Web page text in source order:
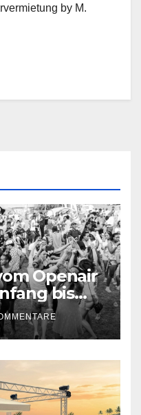
by M.
Openair
bis